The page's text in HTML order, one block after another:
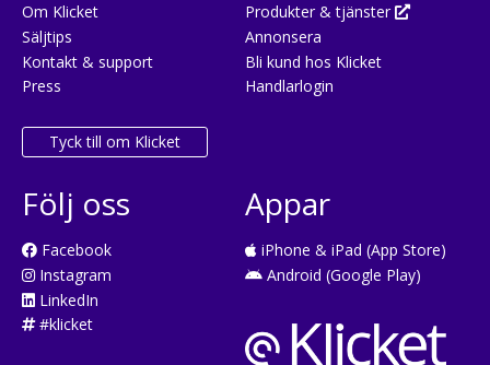
Om Klicket
Säljtips
Kontakt & support
Press
Tyck till om Klicket
Produkter & tjänster
Annonsera
Bli kund hos Klicket
Handlarlogin
Följ oss
Facebook
Instagram
LinkedIn
#klicket
Appar
iPhone & iPad (App Store)
Android (Google Play)